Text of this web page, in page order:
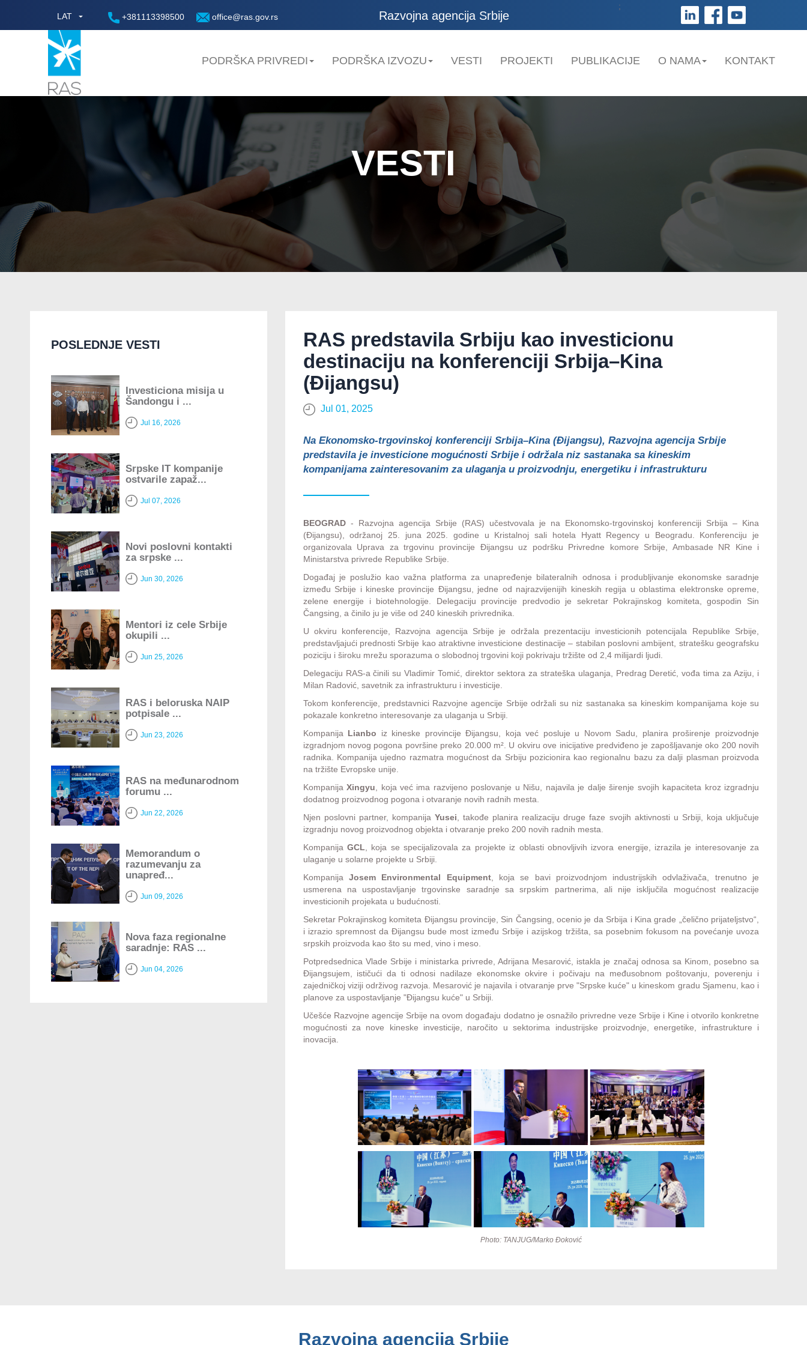
LAT +381113398500 office@ras.gov.rs Razvojna agencija Srbije
;
PODRŠKA PRIVREDI PODRŠKA IZVOZU VESTI PROJEKTI PUBLIKACIJE O NAMA KONTAKT
VESTI
POSLEDNJE VESTI
Investiciona misija u
Šandongu i ...
Jul 16, 2026
Srpske IT kompanije
ostvarile zapaž...
Jul 07, 2026
Novi poslovni kontakti
za srpske ...
Jun 30, 2026
Mentori iz cele Srbije
okupili ...
Jun 25, 2026
RAS i beloruska NAIP
potpisale ...
Jun 23, 2026
RAS na međunarodnom
forumu ...
Jun 22, 2026
Memorandum o
razumevanju za
unapređ...
Jun 09, 2026
Nova faza regionalne
saradnje: RAS ...
Jun 04, 2026
RAS predstavila Srbiju kao investicionu
destinaciju na konferenciji Srbija–Kina
(Đijangsu)
Jul 01, 2025
Na Ekonomsko-trgovinskoj konferenciji Srbija–Kina (Đijangsu), Razvojna agencija Srbije
predstavila je investicione mogućnosti Srbije i održala niz sastanaka sa kineskim
kompanijama zainteresovanim za ulaganja u proizvodnju, energetiku i infrastrukturu
BEOGRAD - Razvojna agencija Srbije (RAS) učestvovala je na Ekonomsko-trgovinskoj konferenciji Srbija – Kina
(Đijangsu), održanoj 25. juna 2025. godine u Kristalnoj sali hotela Hyatt Regency u Beogradu. Konferenciju je
organizovala Uprava za trgovinu provincije Đijangsu uz podršku Privredne komore Srbije, Ambasade NR Kine i
Ministarstva privrede Republike Srbije.
Događaj je poslužio kao važna platforma za unapređenje bilateralnih odnosa i produbljivanje ekonomske saradnje
između Srbije i kineske provincije Đijangsu, jedne od najrazvijenijih kineskih regija u oblastima elektronske opreme,
zelene energije i biotehnologije. Delegaciju provincije predvodio je sekretar Pokrajinskog komiteta, gospodin Sin
Čangsing, a činilo ju je više od 240 kineskih privrednika.
U okviru konferencije, Razvojna agencija Srbije je održala prezentaciju investicionih potencijala Republike Srbije,
predstavljajući prednosti Srbije kao atraktivne investicione destinacije – stabilan poslovni ambijent, stratešku geografsku
poziciju i široku mrežu sporazuma o slobodnoj trgovini koji pokrivaju tržište od 2,4 milijardi ljudi.
Delegaciju RAS-a činili su Vladimir Tomić, direktor sektora za strateška ulaganja, Predrag Deretić, vođa tima za Aziju, i
Milan Radović, savetnik za infrastrukturu i investicije.
Tokom konferencije, predstavnici Razvojne agencije Srbije održali su niz sastanaka sa kineskim kompanijama koje su
pokazale konkretno interesovanje za ulaganja u Srbiji.
Kompanija Lianbo iz kineske provincije Đijangsu, koja već posluje u Novom Sadu, planira proširenje proizvodnje
izgradnjom novog pogona površine preko 20.000 m². U okviru ove inicijative predviđeno je zapošljavanje oko 200 novih
radnika. Kompanija ujedno razmatra mogućnost da Srbiju pozicionira kao regionalnu bazu za dalji plasman proizvoda
na tržište Evropske unije.
KompanijaXingyu , koja već ima razvijeno poslovanje u Nišu, najavila je dalje širenje svojih kapaciteta kroz izgradnju
dodatnog proizvodnog pogona i otvaranje novih radnih mesta.
Njen poslovni partner, kompanijaYusei , takođe planira realizaciju druge faze svojih aktivnosti u Srbiji, koja uključuje
izgradnju novog proizvodnog objekta i otvaranje preko 200 novih radnih mesta.
KompanijaGCL , koja se specijalizovala za projekte iz oblasti obnovljivih izvora energije, izrazila je interesovanje za
ulaganje u solarne projekte u Srbiji.
Kompanija Josem Environmental Equipment, koja se bavi proizvodnjom industrijskih odvlaživača, trenutno je
usmerena na uspostavljanje trgovinske saradnje sa srpskim partnerima, ali nije isključila mogućnost realizacije
investicionih projekata u budućnosti.
Sekretar Pokrajinskog komiteta Đijangsu provincije, Sin Čangsing, ocenio je da Srbija i Kina grade „čelično prijateljstvo“,
i izrazio spremnost da Đijangsu bude most između Srbije i azijskog tržišta, sa posebnim fokusom na povećanje uvoza
srpskih proizvoda kao što su med, vino i meso.
Potpredsednica Vlade Srbije i ministarka privrede, Adrijana Mesarović, istakla je značaj odnosa sa Kinom, posebno sa
Đijangsujem, ističući da ti odnosi nadilaze ekonomske okvire i počivaju na međusobnom poštovanju, poverenju i
zajedničkoj viziji održivog razvoja. Mesarović je najavila i otvaranje prve "Srpske kuće" u kineskom gradu Sjamenu, kao i
planove za uspostavljanje "Đijangsu kuće" u Srbiji.
Učešće Razvojne agencije Srbije na ovom događaju dodatno je osnažilo privredne veze Srbije i Kine i otvorilo konkretne
mogućnosti za nove kineske investicije, naročito u sektorima industrijske proizvodnje, energetike, infrastrukture i
inovacija.
Photo: TANJUG/Marko Đoković
Razvojna agencija Srbije